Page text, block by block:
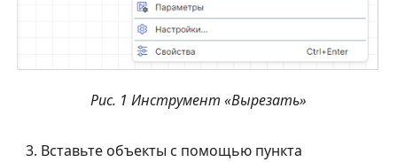
Рис. 1 Инструмент «Вырезать»
Вставьте объекты с помощью пункта